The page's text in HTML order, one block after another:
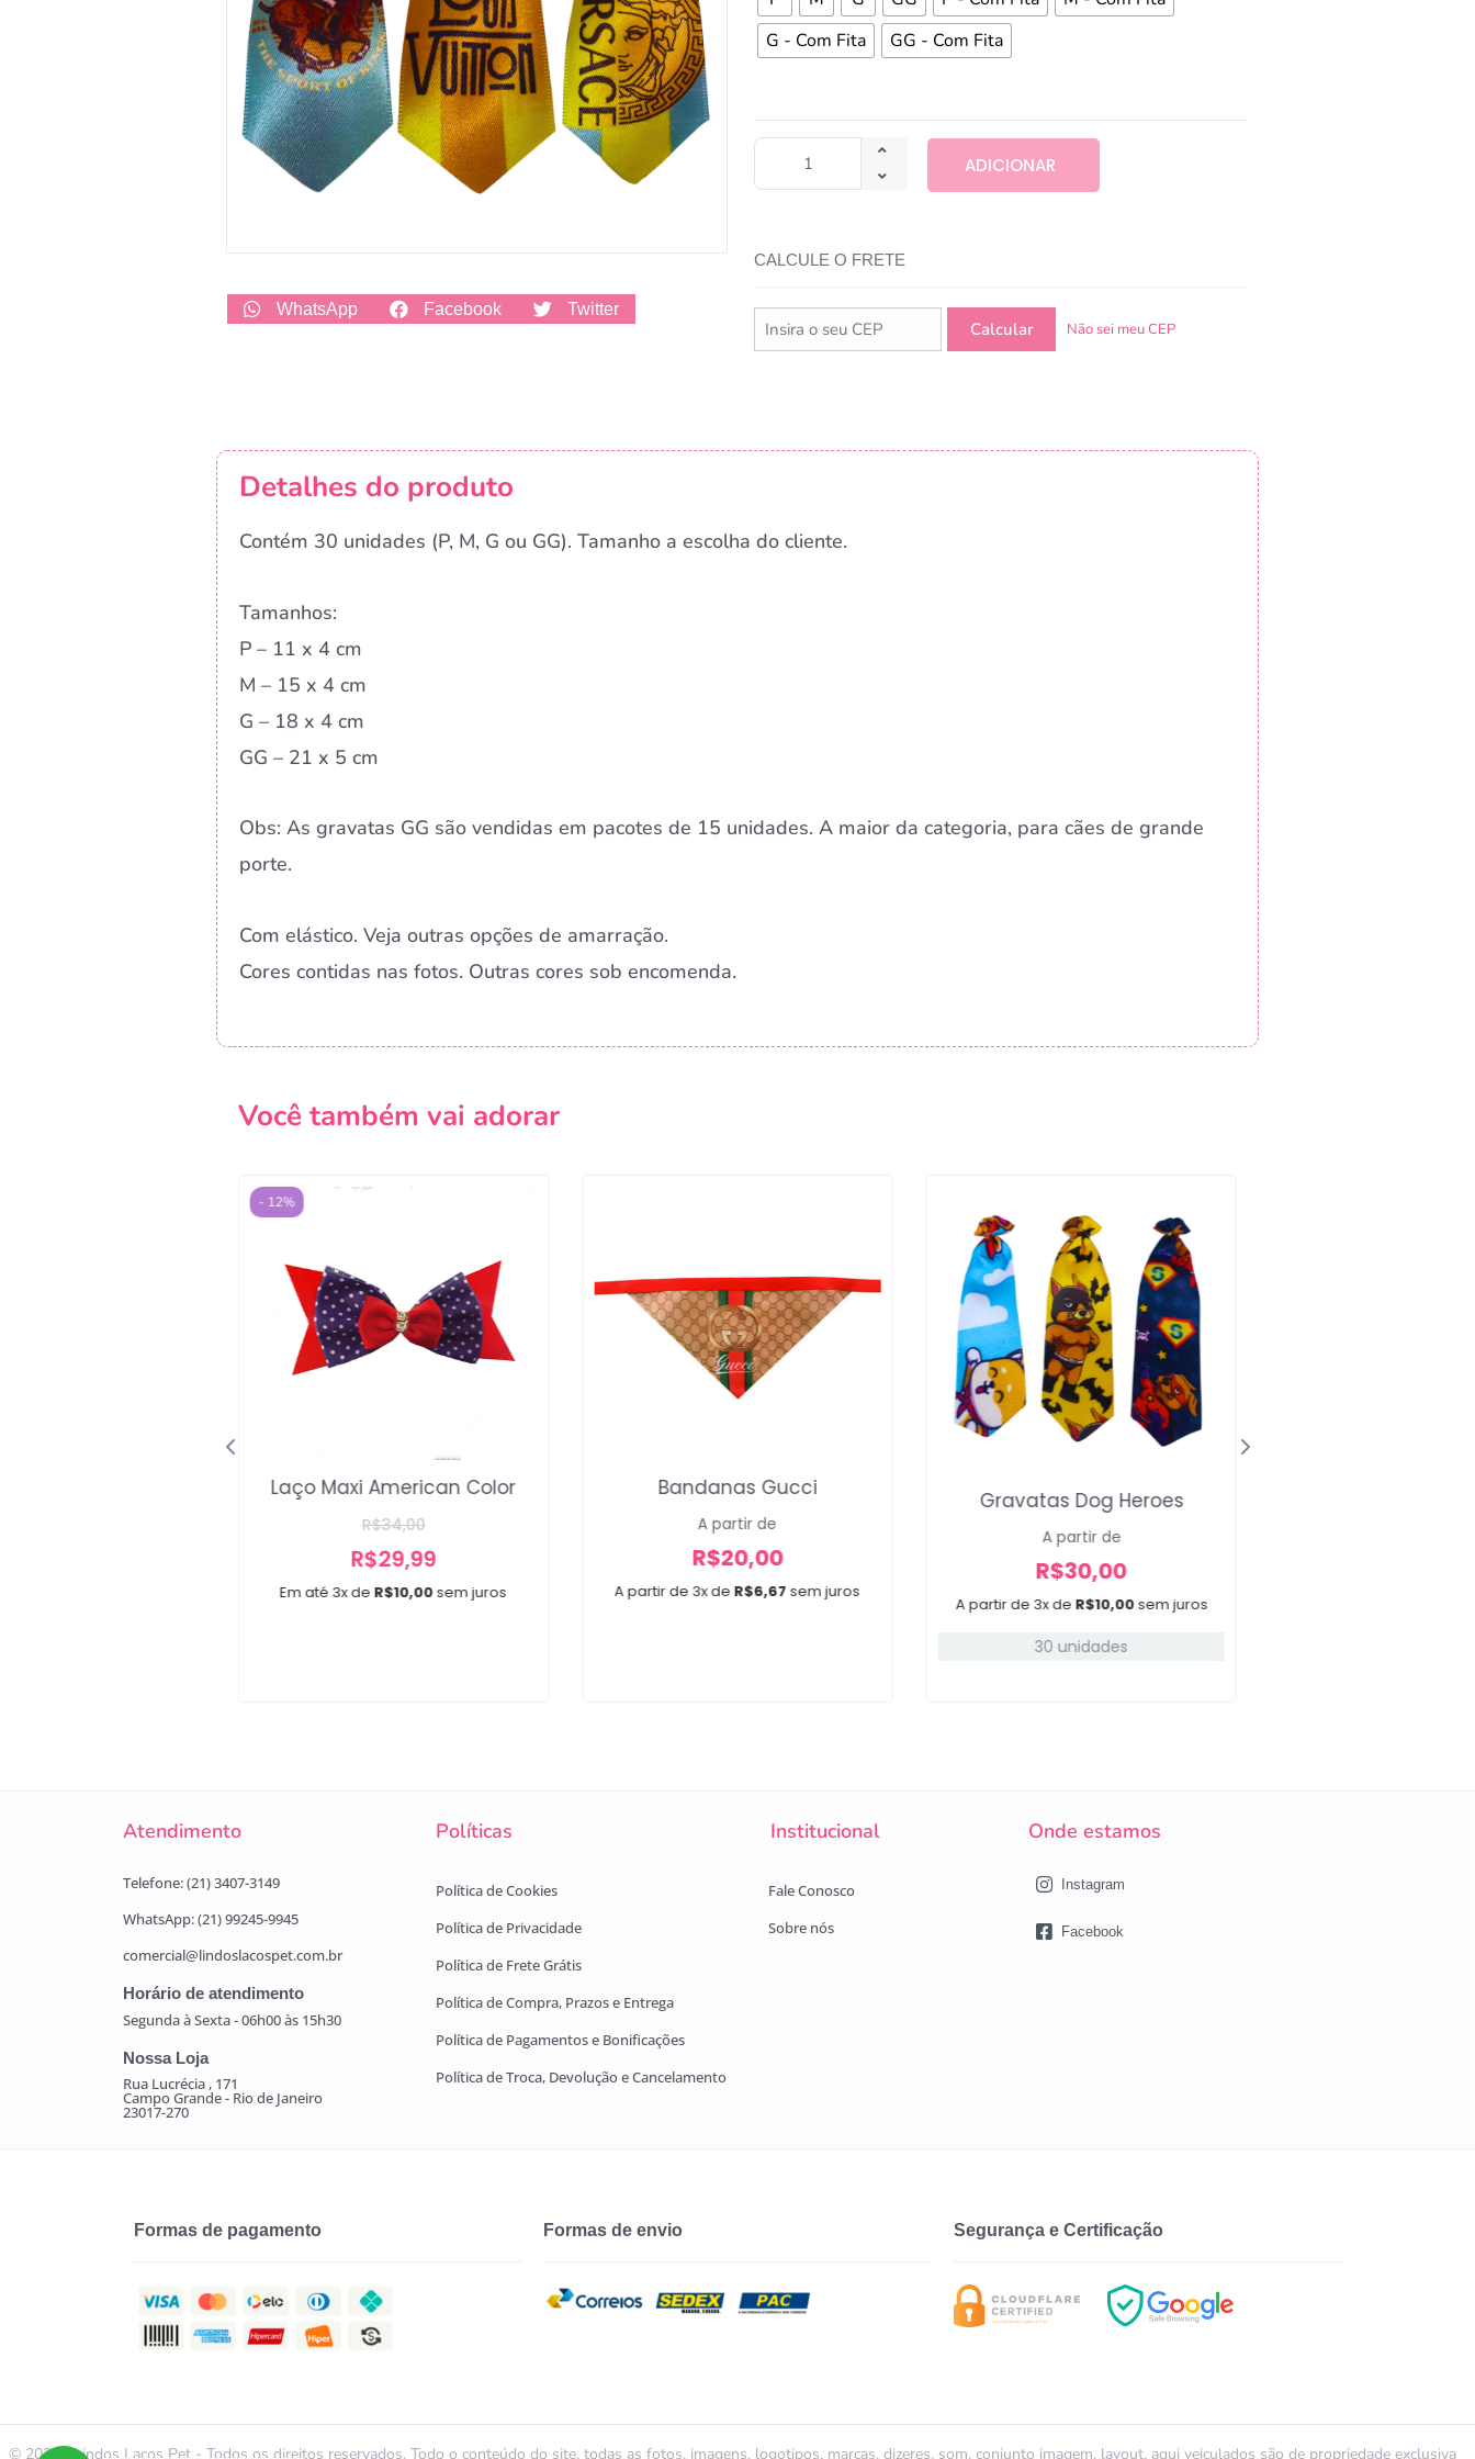
WhatsApp Facebook Twitter
G - Com Fita
GG - Com Fita
ADICIONAR
CALCULE O FRETE
Não sei meu CEP
Detalhes do produto
Contém 30 unidades (P, M, G ou GG). Tamanho a escolha do cliente.
Tamanhos:
P – 11 x 4 cm
M – 15 x 4 cm
G – 18 x 4 cm
GG – 21 x 5 cm
Obs: As gravatas GG são vendidas em pacotes de 15 unidades. A maior da categoria, para cães de grande
porte.
Com elástico. Veja outras opções de amarração.
Cores contidas nas fotos. Outras cores sob encomenda.
Você também vai adorar
- 12%
Em até 3x deR$10,00sem juros
Laço Maxi American Color
R$34,00
R$29,99
A partir de 3x de R$6,67 sem juros
Bandanas Gucci
A partir de
R$20,00
A partir de 3x de R$10,00sem juros
Gravatas Dog Heroes
A partir de
R$30,00
30 unidades
Atendimento Políticas Institucional Onde estamos
Telefone: (21) 3407-3149
WhatsApp: (21) 99245-9945
comercial@lindoslacospet.com.br
Horário de atendimento
Segunda à Sexta - 06h00 às 15h30
Nossa Loja
Rua Lucrécia , 171
Campo Grande - Rio de Janeiro
23017-270
Política de Cookies
Política de Privacidade
Política de Frete Grátis
Política de Compra, Prazos e Entrega
Política de Pagamentos e Bonificações
Política de Troca, Devolução e Cancelamento
Fale Conosco
Sobre nós
Instagram
Facebook
Formas de pagamento Formas de envio Segurança e Certificação
© 2021 | Lindos Laços Pet - Todos os direitos reservados. Todo o conteúdo do site, todas as fotos, imagens, logotipos, marcas, dizeres, som, conjunto imagem, layout, aqui veiculados são de propriedade exclusiva